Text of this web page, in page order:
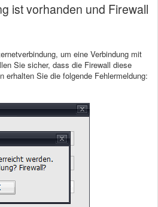
ist vorhanden und Firewall
um eine Verbindung mit
Sie sicher, dass die Firewall diese
erhalten Sie die folgende Fehlermeldung: